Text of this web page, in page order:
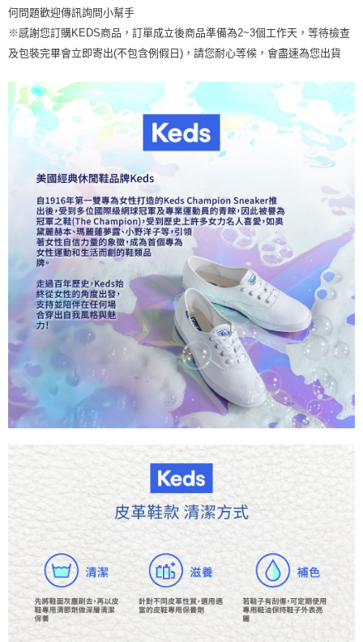
何問題歡迎傳訊詢問小幫手
※感謝您訂購KEDS商品，訂單成立後商品準備為2~3個工作天，等待檢查
及包裝完畢會立即寄出(不包含例假日)，請您耐心等候，會盡速為您出貨